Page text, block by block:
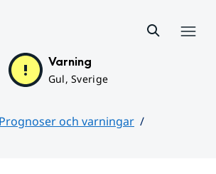
Varning
Gul, Sverige
Prognoser och varningar